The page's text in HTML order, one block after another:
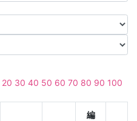
20 30 40 50 60 70 80 90 100
編